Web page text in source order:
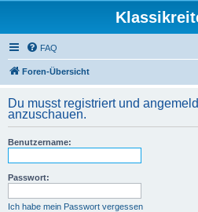
FAQ
Foren-Übersicht
Du musst registriert und
anzuschauen.
Benutzername:
Passwort:
Ich habe mein Passwort vergessen